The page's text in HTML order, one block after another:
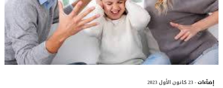
إضآءات- 23 كانون الأول 2023